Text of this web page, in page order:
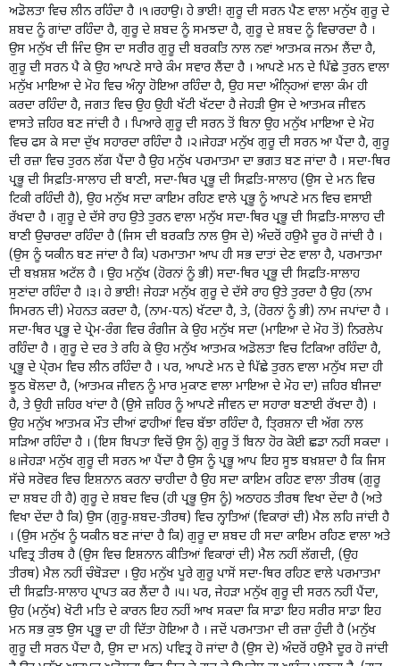
ਅਡੋਲਤਾ ਵਿਚ ਲੀਨ ਰਹਿੰਦਾ ਹੈ ।੧।ਰਹਾਉ। ਹੇ ਭਾਈ! ਗੁਰੂ ਦੀ ਸਰਨ ਪੈਣ ਵਾਲਾ ਮਨੁੱਖ ਗੁਰੂ ਦੇ
ਸ਼ਬਦ ਨੂੰ ਗਾਂਦਾ ਰਹਿੰਦਾ ਹੈ, ਗੁਰੂ ਦੇ ਸ਼ਬਦ ਨੂੰ ਸਮਝਦਾ ਹੈ, ਗੁਰੂ ਦੇ ਸ਼ਬਦ ਨੂੰ ਵਿਚਾਰਦਾ ਹੈ ।
ਉਸ ਮਨੁੱਖ ਦੀ ਜਿੰਦ ਉਸ ਦਾ ਸਰੀਰ ਗੁਰੂ ਦੀ ਬਰਕਤਿ ਨਾਲ ਨਵਾਂ ਆਤਮਕ ਜਨਮ ਲੈਂਦਾ ਹੈ,
ਗੁਰੂ ਦੀ ਸਰਨ ਪੈ ਕੇ ਉਹ ਆਪਣੇ ਸਾਰੇ ਕੰਮ ਸਵਾਰ ਲੈਂਦਾ ਹੈ । ਆਪਣੇ ਮਨ ਦੇ ਪਿੱਛੇ ਤੁਰਨ ਵਾਲਾ
ਮਨੁੱਖ ਮਾਇਆ ਦੇ ਮੋਹ ਵਿਚ ਅੰਨ੍ਹਾ ਹੋਇਆ ਰਹਿੰਦਾ ਹੈ, ਉਹ ਸਦਾ ਅੰਨਿ੍ਹਆਂ ਵਾਲਾ ਕੰਮ ਹੀ
ਕਰਦਾ ਰਹਿੰਦਾ ਹੈ, ਜਗਤ ਵਿਚ ਉਹ ਉਹੀ ਖੱਟੀ ਖੱਟਦਾ ਹੈ ਜੇਹੜੀ ਉਸ ਦੇ ਆਤਮਕ ਜੀਵਨ
ਵਾਸਤੇ ਜ਼ਹਿਰ ਬਣ ਜਾਂਦੀ ਹੈ । ਪਿਆਰੇ ਗੁਰੂ ਦੀ ਸਰਨ ਤੋਂ ਬਿਨਾ ਉਹ ਮਨੁੱਖ ਮਾਇਆ ਦੇ ਮੋਹ
ਵਿਚ ਫਸ ਕੇ ਸਦਾ ਦੁੱਖ ਸਹਾਰਦਾ ਰਹਿੰਦਾ ਹੈ ।੨।ਜੇਹੜਾ ਮਨੁੱਖ ਗੁਰੂ ਦੀ ਸਰਨ ਆ ਪੈਂਦਾ ਹੈ, ਗੁਰੂ
ਦੀ ਰਜ਼ਾ ਵਿਚ ਤੁਰਨ ਲੱਗ ਪੈਂਦਾ ਹੈ ਉਹ ਮਨੁੱਖ ਪਰਮਾਤਮਾ ਦਾ ਭਗਤ ਬਣ ਜਾਂਦਾ ਹੈ । ਸਦਾ-ਥਿਰ
ਪ੍ਰਭੂ ਦੀ ਸਿਫ਼ਤਿ-ਸਾਲਾਹ ਦੀ ਬਾਣੀ, ਸਦਾ-ਥਿਰ ਪ੍ਰਭੂ ਦੀ ਸਿਫ਼ਤਿ-ਸਾਲਾਹ (ਉਸ ਦੇ ਮਨ ਵਿਚ
ਟਿਕੀ ਰਹਿੰਦੀ ਹੈ), ਉਹ ਮਨੁੱਖ ਸਦਾ ਕਾਇਮ ਰਹਿਣ ਵਾਲੇ ਪ੍ਰਭੂ ਨੂੰ ਆਪਣੇ ਮਨ ਵਿਚ ਵਸਾਈ
ਰੱਖਦਾ ਹੈ । ਗੁਰੂ ਦੇ ਦੱਸੇ ਰਾਹ ਉਤੇ ਤੁਰਨ ਵਾਲਾ ਮਨੁੱਖ ਸਦਾ-ਥਿਰ ਪ੍ਰਭੂ ਦੀ ਸਿਫ਼ਤਿ-ਸਾਲਾਹ ਦੀ
ਬਾਣੀ ਉਚਾਰਦਾ ਰਹਿੰਦਾ ਹੈ (ਜਿਸ ਦੀ ਬਰਕਤਿ ਨਾਲ ਉਸ ਦੇ) ਅੰਦਰੋਂ ਹਉਮੈ ਦੂਰ ਹੋ ਜਾਂਦੀ ਹੈ ।
(ਉਸ ਨੂੰ ਯਕੀਨ ਬਣ ਜਾਂਦਾ ਹੈ ਕਿ) ਪਰਮਾਤਮਾ ਆਪ ਹੀ ਸਭ ਦਾਤਾਂ ਦੇਣ ਵਾਲਾ ਹੈ, ਪਰਮਾਤਮਾ
ਦੀ ਬਖ਼ਸ਼ਸ਼ ਅਟੱਲ ਹੈ । ਉਹ ਮਨੁੱਖ (ਹੋਰਨਾਂ ਨੂੰ ਭੀ) ਸਦਾ-ਥਿਰ ਪ੍ਰਭੂ ਦੀ ਸਿਫ਼ਤਿ-ਸਾਲਾਹ
ਸੁਣਾਂਦਾ ਰਹਿੰਦਾ ਹੈ ।੩। ਹੇ ਭਾਈ! ਜੇਹੜਾ ਮਨੁੱਖ ਗੁਰੂ ਦੇ ਦੱਸੇ ਰਾਹ ਉਤੇ ਤੁਰਦਾ ਹੈ ਉਹ (ਨਾਮ
ਸਿਮਰਨ ਦੀ) ਮੇਹਨਤ ਕਰਦਾ ਹੈ, (ਨਾਮ-ਧਨ) ਖੱਟਦਾ ਹੈ, ਤੇ, (ਹੋਰਨਾਂ ਨੂੰ ਭੀ) ਨਾਮ ਜਪਾਂਦਾ ਹੈ ।
ਸਦਾ-ਥਿਰ ਪ੍ਰਭੂ ਦੇ ਪ੍ਰੇਮ-ਰੰਗ ਵਿਚ ਰੰਗੀਜ ਕੇ ਉਹ ਮਨੁੱਖ ਸਦਾ (ਮਾਇਆ ਦੇ ਮੋਹ ਤੋਂ) ਨਿਰਲੇਪ
ਰਹਿੰਦਾ ਹੈ । ਗੁਰੂ ਦੇ ਦਰ ਤੇ ਰਹਿ ਕੇ ਉਹ ਮਨੁੱਖ ਆਤਮਕ ਅਡੋਲਤਾ ਵਿਚ ਟਿਕਿਆ ਰਹਿੰਦਾ ਹੈ,
ਪ੍ਰਭੂ ਦੇ ਪੇ੍ਰਮ ਵਿਚ ਲੀਨ ਰਹਿੰਦਾ ਹੈ । ਪਰ, ਆਪਣੇ ਮਨ ਦੇ ਪਿੱਛੇ ਤੁਰਨ ਵਾਲਾ ਮਨੁੱਖ ਸਦਾ ਹੀ
ਝੂਠ ਬੋਲਦਾ ਹੈ, (ਆਤਮਕ ਜੀਵਨ ਨੂੰ ਮਾਰ ਮੁਕਾਣ ਵਾਲਾ ਮਾਇਆ ਦੇ ਮੋਹ ਦਾ) ਜ਼ਹਿਰ ਬੀਜਦਾ
ਹੈ, ਤੇ ਉਹੀ ਜ਼ਹਿਰ ਖਾਂਦਾ ਹੈ (ਉਸੇ ਜ਼ਹਿਰ ਨੂੰ ਆਪਣੇ ਜੀਵਨ ਦਾ ਸਹਾਰਾ ਬਣਾਈ ਰੱਖਦਾ ਹੈ) ।
ਉਹ ਮਨੁੱਖ ਆਤਮਕ ਮੌਤ ਦੀਆਂ ਫਾਹੀਆਂ ਵਿਚ ਬੱਝਾ ਰਹਿੰਦਾ ਹੈ, ਤਿ੍ਰਸ਼ਨਾ ਦੀ ਅੱਗ ਨਾਲ
ਸੜਿਆ ਰਹਿੰਦਾ ਹੈ । (ਇਸ ਬਿਪਤਾ ਵਿਚੋਂ ਉਸ ਨੂੰ) ਗੁਰੂ ਤੋਂ ਬਿਨਾ ਹੋਰ ਕੋਈ ਛਡਾ ਨਹੀਂ ਸਕਦਾ ।
੪।ਜੇਹੜਾ ਮਨੁੱਖ ਗੁਰੂ ਦੀ ਸਰਨ ਆ ਪੈਂਦਾ ਹੈ ਉਸ ਨੂੰ ਪ੍ਰਭੂ ਆਪ ਇਹ ਸੂਝ ਬਖ਼ਸ਼ਦਾ ਹੈ ਕਿ ਜਿਸ
ਸੱਚੇ ਸਰੋਵਰ ਵਿਚ ਇਸ਼ਨਾਨ ਕਰਨਾ ਚਾਹੀਦਾ ਹੈ ਉਹ ਸਦਾ ਕਾਇਮ ਰਹਿਣ ਵਾਲਾ ਤੀਰਥ (ਗੁਰੂ
ਦਾ ਸ਼ਬਦ ਹੀ ਹੈ) ਗੁਰੂ ਦੇ ਸ਼ਬਦ ਵਿਚ (ਹੀ ਪ੍ਰਭੂ ਉਸ ਨੂੰ) ਅਠਾਹਠ ਤੀਰਥ ਵਿਖਾ ਦੇਂਦਾ ਹੈ (ਅਤੇ
ਵਿਖਾ ਦੇਂਦਾ ਹੈ ਕਿ) ਉਸ (ਗੁਰੂ-ਸ਼ਬਦ-ਤੀਰਥ) ਵਿਚ ਨ੍ਹਾਤਿਆਂ (ਵਿਕਾਰਾਂ ਦੀ) ਮੈਲ ਲਹਿ ਜਾਂਦੀ ਹੈ
। (ਉਸ ਮਨੁੱਖ ਨੂੰ ਯਕੀਨ ਬਣ ਜਾਂਦਾ ਹੈ ਕਿ) ਗੁਰੂ ਦਾ ਸ਼ਬਦ ਹੀ ਸਦਾ ਕਾਇਮ ਰਹਿਣ ਵਾਲਾ ਅਤੇ
ਪਵਿਤ੍ਰ ਤੀਰਥ ਹੈ (ਉਸ ਵਿਚ ਇਸ਼ਨਾਨ ਕੀਤਿਆਂ ਵਿਕਾਰਾਂ ਦੀ) ਮੈਲ ਨਹੀਂ ਲੱਗਦੀ, (ਉਹ
ਤੀਰਥ) ਮੈਲ ਨਹੀਂ ਚੰਬੋੜਦਾ । ਉਹ ਮਨੁੱਖ ਪੂਰੇ ਗੁਰੂ ਪਾਸੋਂ ਸਦਾ-ਥਿਰ ਰਹਿਣ ਵਾਲੇ ਪਰਮਾਤਮਾ
ਦੀ ਸਿਫ਼ਤਿ-ਸਾਲਾਹ ਪ੍ਰਾਪਤ ਕਰ ਲੈਂਦਾ ਹੈ ।੫। ਪਰ, ਜੇਹੜਾ ਮਨੁੱਖ ਗੁਰੂ ਦੀ ਸਰਨ ਨਹੀਂ ਪੈਂਦਾ,
ਉਹ (ਮਨੁੱਖ) ਖੋਟੀ ਮਤਿ ਦੇ ਕਾਰਨ ਇਹ ਨਹੀਂ ਆਖ ਸਕਦਾ ਕਿ ਸਾਡਾ ਇਹ ਸਰੀਰ ਸਾਡਾ ਇਹ
ਮਨ ਸਭ ਕੁਝ ਉਸ ਪ੍ਰਭੂ ਦਾ ਹੀ ਦਿੱਤਾ ਹੋਇਆ ਹੈ । ਜਦੋਂ ਪਰਮਾਤਮਾ ਦੀ ਰਜ਼ਾ ਹੁੰਦੀ ਹੈ (ਮਨੁੱਖ
ਗੁਰੂ ਦੀ ਸਰਨ ਪੈਂਦਾ ਹੈ, ਉਸ ਦਾ ਮਨ) ਪਵਿਤ੍ਰ ਹੋ ਜਾਂਦਾ ਹੈ (ਉਸ ਦੇ) ਅੰਦਰੋਂ ਹਉਮੈ ਦੂਰ ਹੋ ਜਾਂਦੀ